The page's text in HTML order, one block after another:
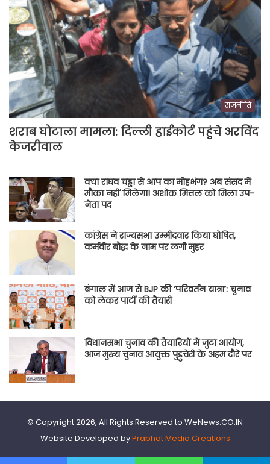
राजनीति
शराब घोटाला मामला: दिल्ली हाईकोर्ट पहुंचे अरविंद
केजरीवाल
क्या राघव चड्ढा से आप का मोहभंग? अब संसद में
मौका नहीं मिलेगा! अशोक मित्तल को मिला उप-
नेता पद
कांग्रेस ने राज्यसभा उम्मीदवार किया घोषित,
कर्मवीर बौद्ध के नाम पर लगी मुहर
बंगाल में आज से BJP की ‘परिवर्तन यात्रा’: चुनाव
को लेकर पार्टी की तैयारी
विधानसभा चुनाव की तैयारियों में जुटा आयोग,
आज मुख्य चुनाव आयुक्त पुडुचेरी के अहम दौरे पर
© Copyright 2026, All Rights Reserved to WeNews.CO.IN
Website Developed byPrabhat Media Creations